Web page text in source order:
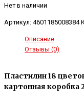
Нет в наличии
Артикул: 4601185008384
Описание
Отзывы (0)
Пластилин 18
картонная коробка